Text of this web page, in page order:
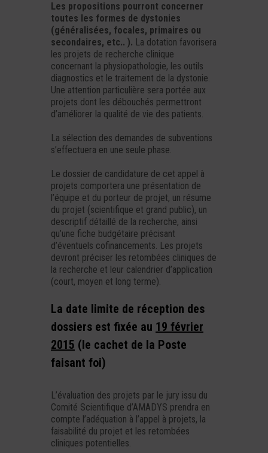
Les propositions pourront concerner
toutes les formes de dystonies
(généralisées, focales, primaires ou
secondaires, etc.. ). La dotation favorisera
les projets de recherche clinique
concernant la physiopathologie, les outils
diagnostics et le traitement de la dystonie.
Une attention particulière sera portée aux
projets dont les débouchés permettront
d’améliorer la qualité de vie des patients.
La sélection des demandes de subventions
s’effectuera en une seule phase.
Le dossier de candidature de cet appel à
projets comportera une présentation de
l’équipe et du porteur de projet, un résume
du projet (scientifique et grand public), un
descriptif détaillé de la recherche, ainsi
qu’une fiche budgétaire précisant
d’éventuels cofinancements. Les projets
devront préciser les retombées cliniques de
la recherche et leur calendrier d’application
(court, moyen et long terme).
La date limite de réception des
dossiers est fixée au 19 février
2015 (le cachet de la Poste
faisant foi)
L’évaluation des projets par le jury issu du
Comité Scientifique d’AMADYS prendra en
compte l’adéquation à l’appel à projets, la
faisabilité du projet et les retombées
cliniques potentielles.